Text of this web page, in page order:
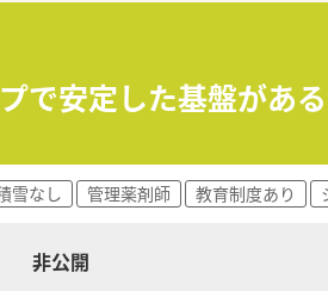
民の健康を支えている安定企業で
店舗の特色を活かした運営を尊重す
え合いながら希望休も取得しやす
で安定した基盤があ
雪なし 管理薬剤師 教育制度あり
非公開